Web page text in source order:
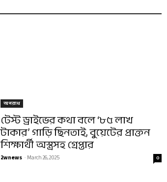
অপরাধ
টেস্ট ড্রাইভের কথা বলে ‘৮৫ লাখ
টাকার’ গাড়ি ছিনতাই, বুয়েটের প্রাক্তন
শিক্ষার্থী অস্ত্রসহ গ্রেপ্তার
2wnews -March 26, 2025 0